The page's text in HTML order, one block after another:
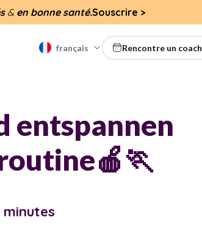
& en bonne santé.Souscrire >
français Rencontre un coach
entspannen